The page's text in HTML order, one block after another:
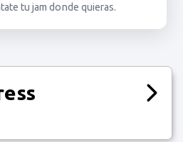
tu jam donde quieras.